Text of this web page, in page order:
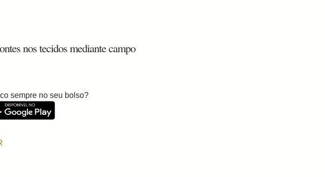
nos tecidos mediante campo
sempre no seu bolso?